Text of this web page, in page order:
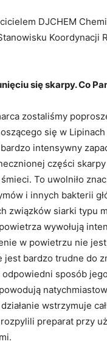
DJCHEM
Koordynacji
się skarpy. Co
zostaliśmy
się w
intensywny
części
To uwolniło
i innych bakterii
związków siarki typu
wywołują
w powietrzu nie
jest bardzo trudne do
odpowiedni sposób
wstrzymuje
preparat przy